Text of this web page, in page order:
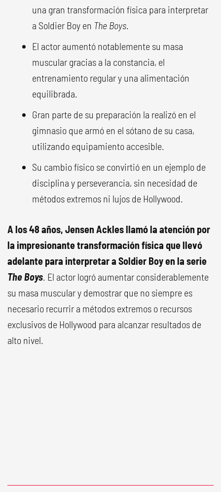
una gran transformación física para interpretar
a Soldier Boy en The Boys.
El actor aumentó notablemente su masa
muscular gracias a la constancia, el
entrenamiento regular y una alimentación
equilibrada.
Gran parte de su preparación la realizó en el
gimnasio que armó en el sótano de su casa,
utilizando equipamiento accesible.
Su cambio físico se convirtió en un ejemplo de
disciplina y perseverancia, sin necesidad de
métodos extremos ni lujos de Hollywood.
A los 48 años, Jensen Ackles llamó la atención por
la impresionante transformación física que llevó
adelante para interpretar a Soldier Boy en la serie
The Boys. El actor logró aumentar considerablemente
su masa muscular y demostrar que no siempre es
necesario recurrir a métodos extremos o recursos
exclusivos de Hollywood para alcanzar resultados de
alto nivel.